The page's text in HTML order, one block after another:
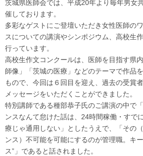
茨城県医師会では、平成20年より毎年男女
催しております。
多彩なゲストにご登壇いただき女性医師の
スについての講演やシンポジウム、高校生
行っています。
高校生作文コンクールは、医師を目指す県
師像」「茨城の医療」などのテーマで作品
もので、今回は６回目を迎え、過去の受賞
メッセージをいただくことができました。
特別講師である種部恭子氏のご講演の中で
ンスなんて怠けた話は、24時間稼働・すで
療じゃ通用しない」としたうえで、「その
ンス）不可能を可能にするのが管理職。キ
ス”」であると話されました。